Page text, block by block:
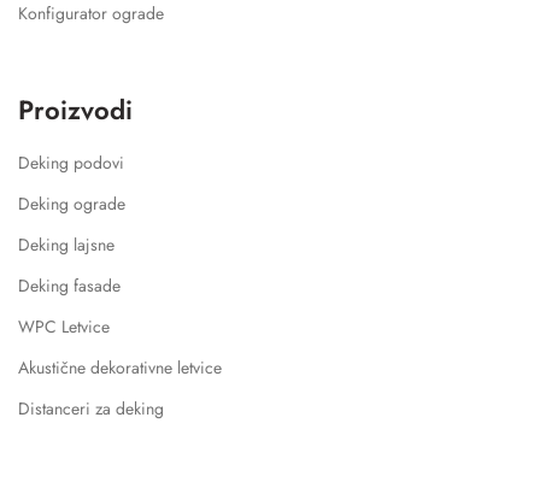
Konfigurator ograde
Proizvodi
Deking podovi
Deking ograde
Deking lajsne
Deking fasade
WPC Letvice
Akustične dekorativne letvice
Distanceri za deking